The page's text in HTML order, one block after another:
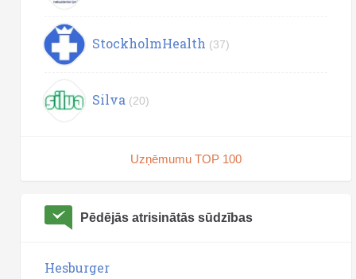
StockholmHealth (37)
Silva (20)
Uzņēmumu TOP 100
Pēdējās atrisinātās sūdzības
Hesburger